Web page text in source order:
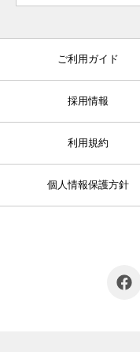
ご利用ガイド
採用情報
利用規約
個人情報保護方針